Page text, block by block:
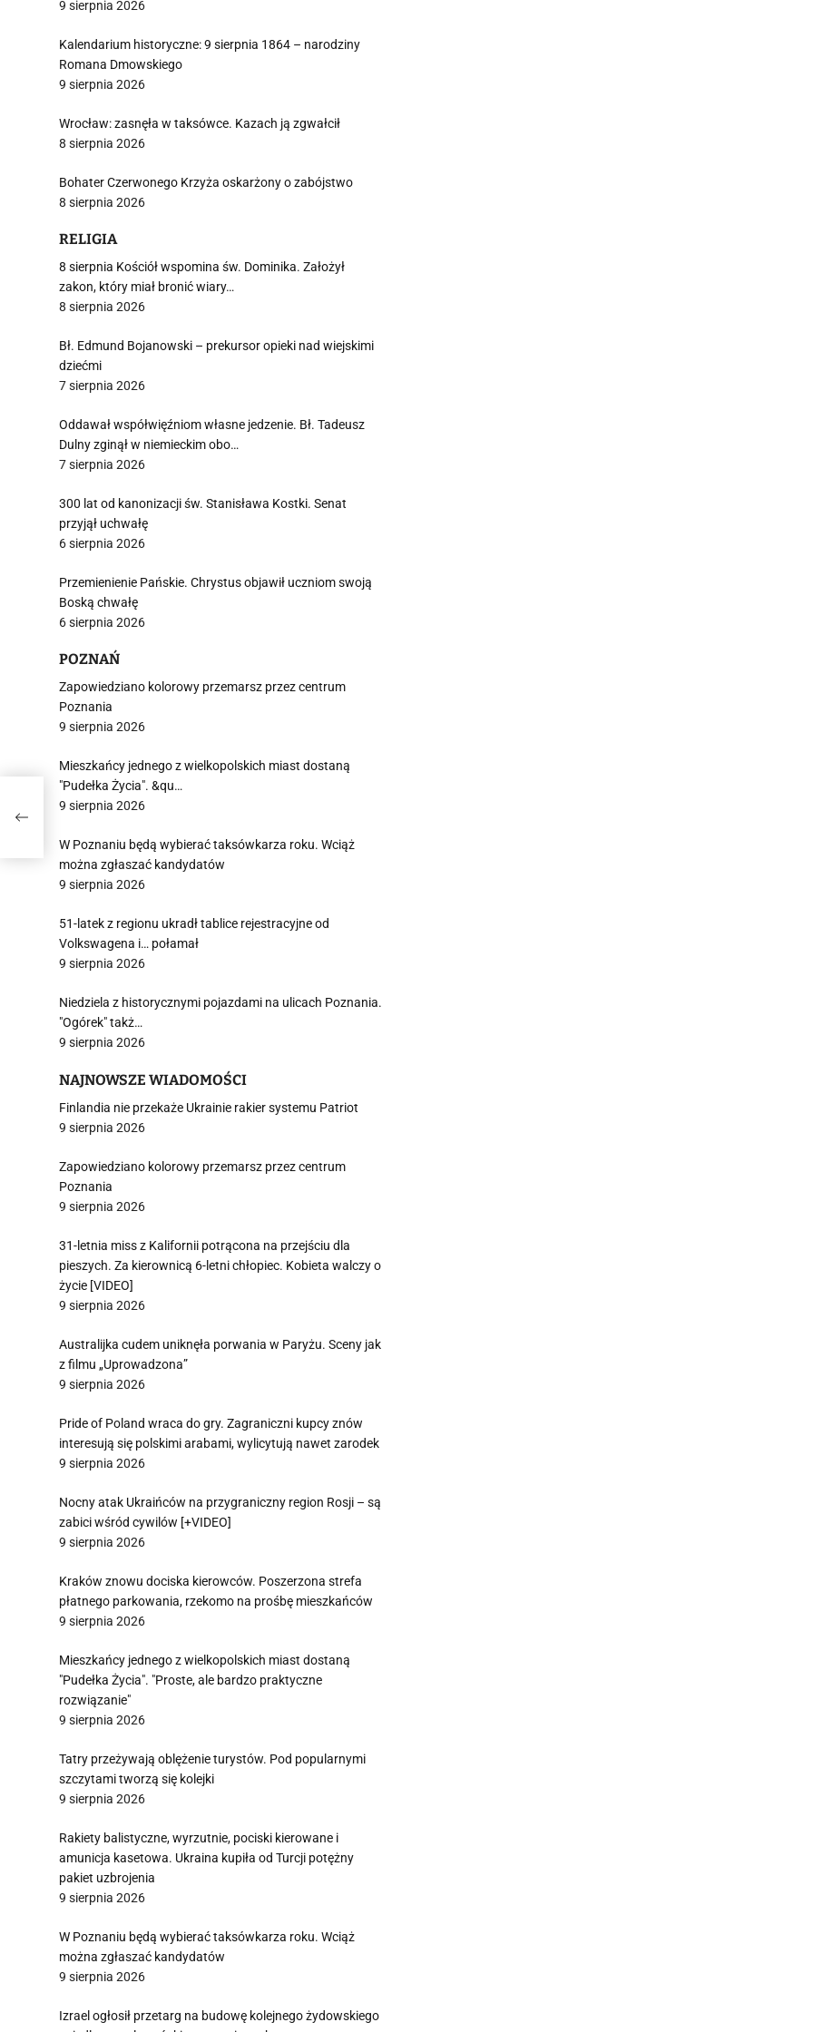
9 sierpnia 2026
Kalendarium historyczne: 9 sierpnia 1864 – narodziny
Romana Dmowskiego
9 sierpnia 2026
Wrocław: zasnęła w taksówce. Kazach ją zgwałcił
8 sierpnia 2026
Bohater Czerwonego Krzyża oskarżony o zabójstwo
8 sierpnia 2026
RELIGIA
8 sierpnia Kościół wspomina św. Dominika. Założył
zakon, który miał bronić wiary…
8 sierpnia 2026
Bł. Edmund Bojanowski – prekursor opieki nad wiejskimi
dziećmi
7 sierpnia 2026
Oddawał współwięźniom własne jedzenie. Bł. Tadeusz
Dulny zginął w niemieckim obo…
7 sierpnia 2026
300 lat od kanonizacji św. Stanisława Kostki. Senat
przyjął uchwałę
6 sierpnia 2026
Przemienienie Pańskie. Chrystus objawił uczniom swoją
Boską chwałę
6 sierpnia 2026
POZNAŃ
Zapowiedziano kolorowy przemarsz przez centrum
Poznania
9 sierpnia 2026
Mieszkańcy jednego z wielkopolskich miast dostaną
"Pudełka Życia". &qu…
9 sierpnia 2026
W Poznaniu będą wybierać taksówkarza roku. Wciąż
można zgłaszać kandydatów
9 sierpnia 2026
51-latek z regionu ukradł tablice rejestracyjne od
Volkswagena i… połamał
9 sierpnia 2026
Niedziela z historycznymi pojazdami na ulicach Poznania.
"Ogórek" takż…
9 sierpnia 2026
NAJNOWSZE WIADOMOŚCI
Finlandia nie przekaże Ukrainie rakier systemu Patriot
9 sierpnia 2026
Zapowiedziano kolorowy przemarsz przez centrum
Poznania
9 sierpnia 2026
31-letnia miss z Kalifornii potrącona na przejściu dla
pieszych. Za kierownicą 6-letni chłopiec. Kobieta walczy o
życie [VIDEO]
9 sierpnia 2026
Australijka cudem uniknęła porwania w Paryżu. Sceny jak
z filmu „Uprowadzona”
9 sierpnia 2026
Pride of Poland wraca do gry. Zagraniczni kupcy znów
interesują się polskimi arabami, wylicytują nawet zarodek
9 sierpnia 2026
Nocny atak Ukraińców na przygraniczny region Rosji – są
zabici wśród cywilów [+VIDEO]
9 sierpnia 2026
Kraków znowu dociska kierowców. Poszerzona strefa
płatnego parkowania, rzekomo na prośbę mieszkańców
9 sierpnia 2026
Mieszkańcy jednego z wielkopolskich miast dostaną
"Pudełka Życia". "Proste, ale bardzo praktyczne
rozwiązanie"
9 sierpnia 2026
Tatry przeżywają oblężenie turystów. Pod popularnymi
szczytami tworzą się kolejki
9 sierpnia 2026
Rakiety balistyczne, wyrzutnie, pociski kierowane i
amunicja kasetowa. Ukraina kupiła od Turcji potężny
pakiet uzbrojenia
9 sierpnia 2026
W Poznaniu będą wybierać taksówkarza roku. Wciąż
można zgłaszać kandydatów
9 sierpnia 2026
Izrael ogłosił przetarg na budowę kolejnego żydowskiego